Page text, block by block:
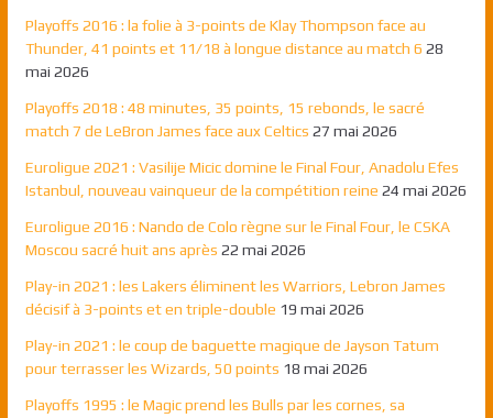
Playoffs 2016 : la folie à 3-points de Klay Thompson face au
Thunder, 41 points et 11/18 à longue distance au match 6 28
mai 2026
Playoffs 2018 : 48 minutes, 35 points, 15 rebonds, le sacré
match 7 de LeBron James face aux Celtics 27 mai 2026
Euroligue 2021 : Vasilije Micic domine le Final Four, Anadolu Efes
Istanbul, nouveau vainqueur de la compétition reine 24 mai 2026
Euroligue 2016 : Nando de Colo règne sur le Final Four, le CSKA
Moscou sacré huit ans après 22 mai 2026
Play-in 2021 : les Lakers éliminent les Warriors, Lebron James
décisif à 3-points et en triple-double 19 mai 2026
Play-in 2021 : le coup de baguette magique de Jayson Tatum
pour terrasser les Wizards, 50 points 18 mai 2026
Playoffs 1995 : le Magic prend les Bulls par les cornes, sa